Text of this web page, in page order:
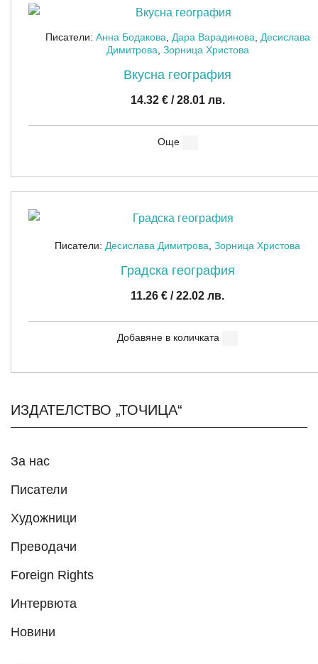
Писатели: Анна Бодакова Дара Варадинова
Десислава
Димитрова Зорница Христова
Вкусна география
14.32 €/ 28.01 лв.
Още
Писатели: Десислава Димитрова Зорница Христова
Градска география
11.26 € / 22.02 лв.
Добавяне в количката
ИЗДАТЕЛСТВО „ТОЧИЦА“
За нас
Писатели
Художници
Преводачи
Foreign Rights
Интервюта
Новини